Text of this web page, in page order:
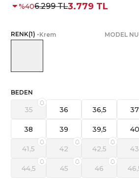
%406.299 TL3.779 TL
RENK(1) •Krem MODEL
BEDEN
35 36 36,5 37
38 39 39,5 40
41,5 42 42,5 43
44,5 45 46